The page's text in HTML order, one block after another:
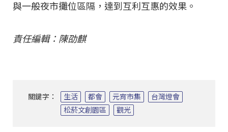
與一般夜市攤位區隔，達到互利互惠的效果。
責任編輯：陳劭麒
關鍵字： 生活 都會 元宵市集
台灣燈會
松菸文創園區
觀光